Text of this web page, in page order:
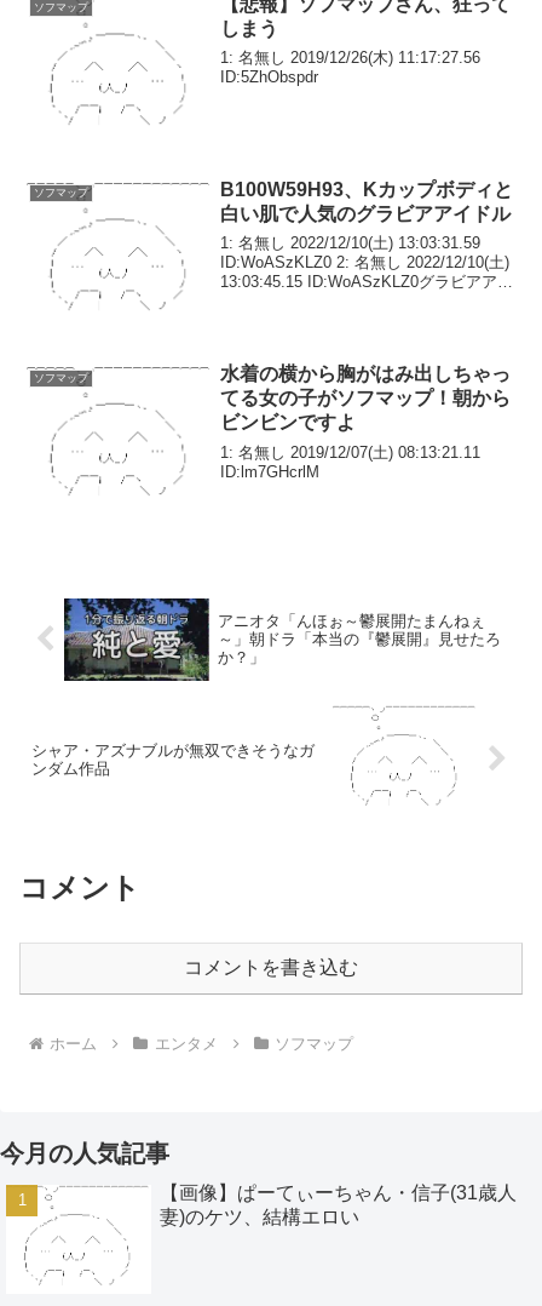
ソフマップ
しまう
1: 名無し 2019/12/26(木) 11:17:27.56
ID:5ZhObspdr
ソフマップ
B100W59H93、Kカップボディと
白い肌で人気のグラビアアイドル
1: 名無し 2022/12/10(土) 13:03:31.59
ID:WoASzKLZ0 2: 名無し 2022/12/10(土)
13:03:45.15 ID:WoASzKLZ0グラビアアイ
ソフマップ
水着の横から胸がはみ出しちゃっ
てる女の子がソフマップ！朝から
ビンビンですよ
1: 名無し 2019/12/07(土) 08:13:21.11
ID:lm7GHcrlM
アニオタ「んほぉ～鬱展開たまんねぇ
～」朝ドラ「本当の『鬱展開』見せたろ
か？」
シャア・アズナブルが無双できそうなガ
ンダム作品
コメント
コメントを書き込む
ホーム エンタメ ソフマップ
今月の人気記事
【画像】ぱーてぃーちゃん・信子(31歳人
妻)のケツ、結構エロい